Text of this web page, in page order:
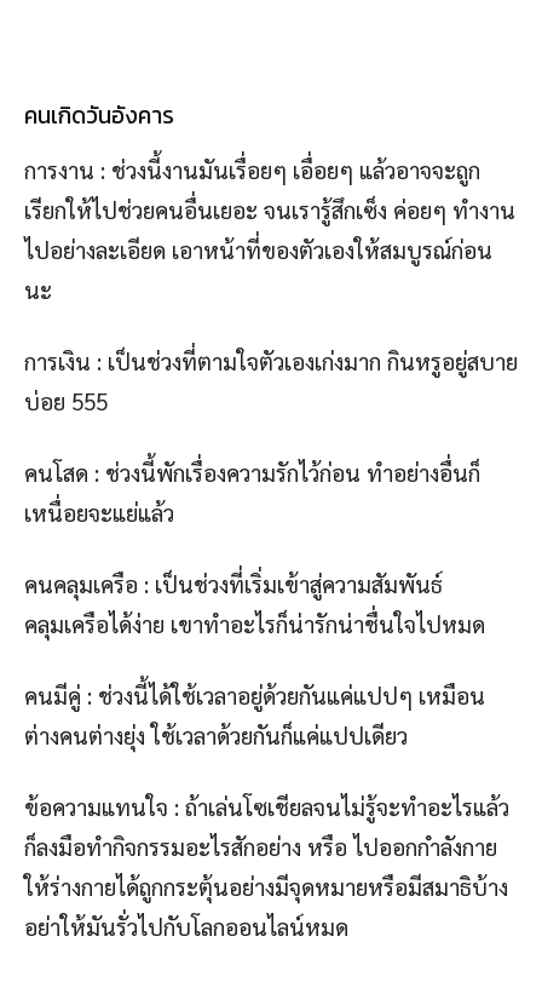
คนเกิดวันอังคาร
การงาน : ช่วงนี้งานมันเรื่อยๆ เอื่อยๆ แล้วอาจจะถูก
เรียกให้ไปช่วยคนอื่นเยอะ จนเรารู้สึกเซ็ง ค่อยๆ ทำงาน
ไปอย่างละเอียด เอาหน้าที่ของตัวเองให้สมบูรณ์ก่อน
นะ
การเงิน : เป็นช่วงที่ตามใจตัวเองเก่งมาก กินหรูอยู่สบาย
บ่อย 555
คนโสด : ช่วงนี้พักเรื่องความรักไว้ก่อน ทำอย่างอื่นก็
เหนื่อยจะแย่แล้ว
คนคลุมเครือ : เป็นช่วงที่เริ่มเข้าสู่ความสัมพันธ์
คลุมเครือได้ง่าย เขาทำอะไรก็น่ารักน่าชื่นใจไปหมด
คนมีคู่ : ช่วงนี้ได้ใช้เวลาอยู่ด้วยกันแค่แปปๆ เหมือน
ต่างคนต่างยุ่ง ใช้เวลาด้วยกันก็แค่แปปเดียว
ข้อความแทนใจ : ถ้าเล่นโซเชียลจนไม่รู้จะทำอะไรแล้ว
ก็ลงมือทำกิจกรรมอะไรสักอย่าง หรือ ไปออกกำลังกาย
ให้ร่างกายได้ถูกกระตุ้นอย่างมีจุดหมายหรือมีสมาธิบ้าง
อย่าให้มันรั่วไปกับโลกออนไลน์หมด